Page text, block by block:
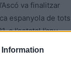
Information
va finalitzar
espanyola de tots
a l’estatal l’any
CA Cuenca),